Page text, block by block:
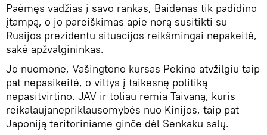
Paėmęs vadžias į savo rankas, Baidenas tik padidino
įtampą, o jo pareiškimas apie norą susitikti su
Rusijos prezidentu situacijos reikšmingai nepakeitė,
sakė apžvalgininkas.
Jo nuomone, Vašingtono kursas Pekino atvžilgiu taip
pat nepasikeitė, o viltys į taikesnę politiką
nepasitvirtino. JAV ir toliau remia Taivaną, kuris
reikalaujanepriklausomybės nuo Kinijos, taip pat
Japoniją teritoriniame ginče dėl Senkaku salų.